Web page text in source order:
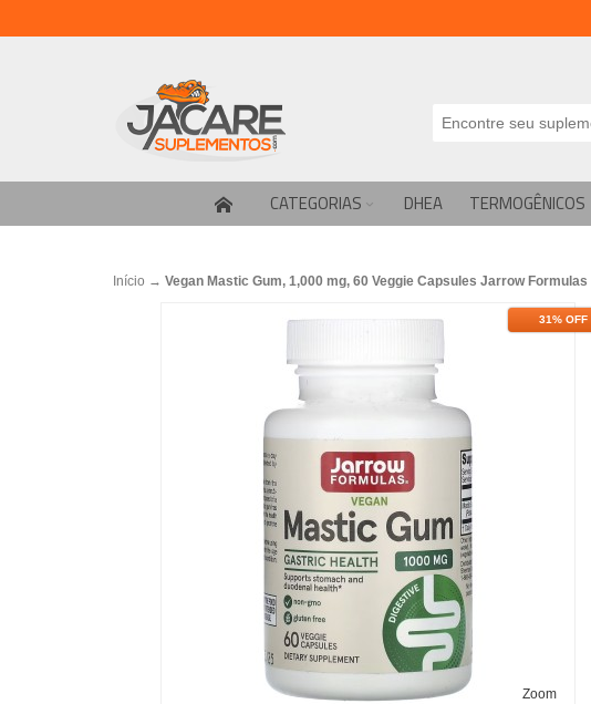
CATEGORIAS DHEA TERMOGÊNICOS
Início → Vegan Mastic Gum, 1,000 mg, 60 Veggie Capsules Jarrow Formulas
Zoom
31% OFF